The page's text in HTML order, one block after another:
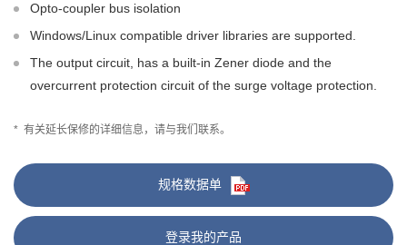
Opto-coupler bus isolation
Windows/Linux compatible driver libraries are supported.
The output circuit, has a built-in Zener diode and the
overcurrent protection circuit of the surge voltage protection.
* 有关延长保修的详细信息，请与我们联系。
规格数据单
登录我的产品